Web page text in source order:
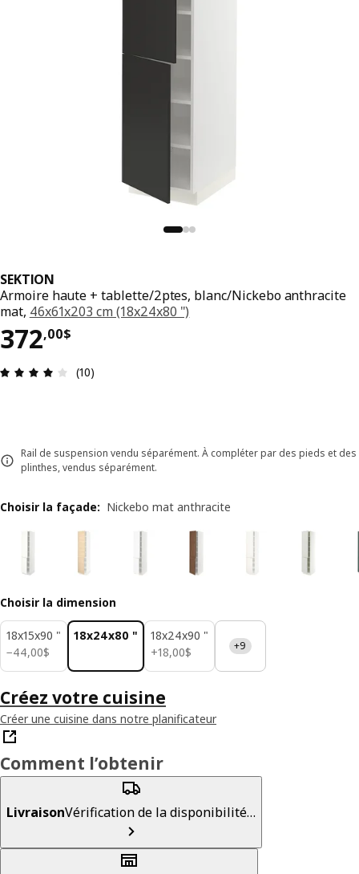
SEKTION
Armoire haute + tablette/2ptes, blanc/Nickebo anthracite
mat, 46x61x203 cm (18x24x80 ")
372,00$
Prix 372,00$
Avis: 4 sur 5 étoiles. Nombre total d'avis: 10
(10)
Rail de suspension vendu séparément. À compléter par des pieds et des
plinthes, vendus séparément.
Choisir la façade: Nickebo mat anthracite
Choisir la dimension
18x15x90 "
−44,00$
44,00$
18x24x80 "
18x24x90 "
+18,00$
18,00$ +9
Créez votre cuisine
Créer une cuisine dans notre planificateur
Comment l’obtenir
LivraisonVérification de la disponibilité…